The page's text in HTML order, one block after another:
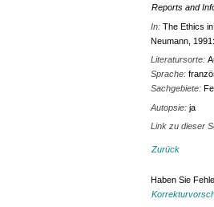
Reports and
In:The Ethics
Neumann,
Literatursorte:
Sprache:
Sachgebiete:
Autopsie:ja
Link zu dieser
Zurück
Haben Sie